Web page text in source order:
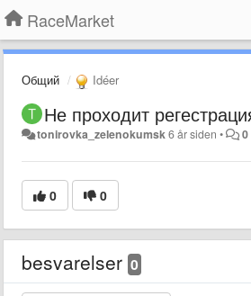
RaceMarket
Общий Idéer
Не проходит
tonirovka_zelenokumsk6 år siden • 0
0 0
besvarelser 0